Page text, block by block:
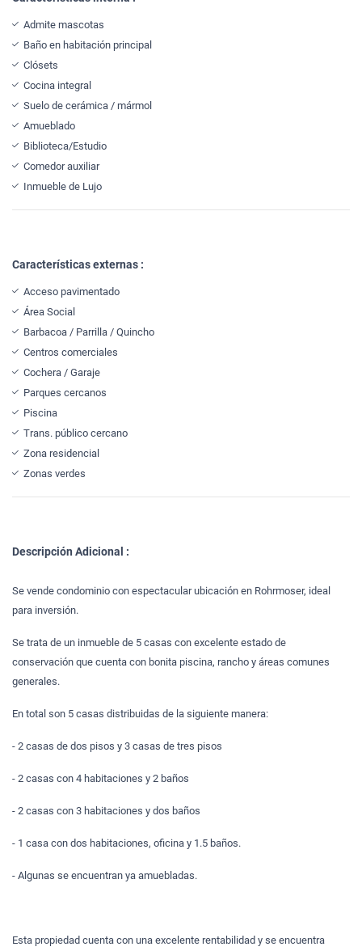
Admite mascotas
Baño en habitación principal
Clósets
Cocina integral
Suelo de cerámica / mármol
Amueblado
Biblioteca/Estudio
Comedor auxiliar
Inmueble de Lujo
Características externas :
Acceso pavimentado
Área Social
Barbacoa / Parrilla / Quincho
Centros comerciales
Cochera / Garaje
Parques cercanos
Piscina
Trans. público cercano
Zona residencial
Zonas verdes
Descripción Adicional :
Se vende condominio con espectacular ubicación en Rohrmoser, ideal
para inversión.
Se trata de un inmueble de 5 casas con excelente estado de
conservación que cuenta con bonita piscina, rancho y áreas comunes
generales.
En total son 5 casas distribuidas de la siguiente manera:
- 2 casas de dos pisos y 3 casas de tres pisos
- 2 casas con 4 habitaciones y 2 baños
- 2 casas con 3 habitaciones y dos baños
- 1 casa con dos habitaciones, oficina y 1.5 baños.
- Algunas se encuentran ya amuebladas.
Esta propiedad cuenta con una excelente rentabilidad y se encuentra